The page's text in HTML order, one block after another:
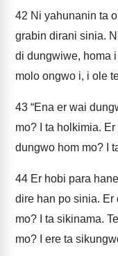
42 Ni yahunanin ta
grabin dirani sinia.
di dungwiwe, homa
molo ongwo i, i ole
43 “Ena er wai
mo? I ta holkimia.
dungwo hom mo? I
44 Er hobi para
dire han po sinia.
mo? I ta sikinama.
mo? I ere ta